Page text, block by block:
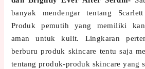
banyak mendengar tentang
Produk pemutih yang memiliki
aman untuk kulit. Lingkaran
berburu produk skincare tentu saja
tentang produk-produk skincare yang